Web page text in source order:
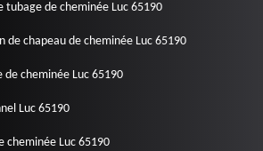
tubage de cheminée Luc 65190
de chapeau de cheminée Luc 65190
de cheminée Luc 65190
Luc 65190
cheminée Luc 65190